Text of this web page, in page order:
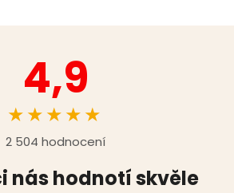
4,9
★★★★★
2 504 hodnocení
nás hodnotí skvěle